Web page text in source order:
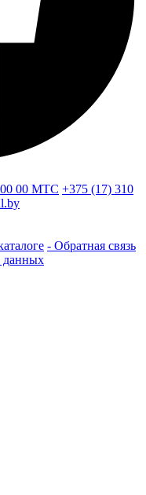
00 МТС +375 (17) 310
- Обратная связь
данных